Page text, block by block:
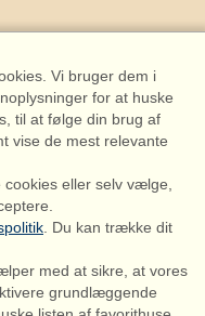
Vi bruger dem i
for at huske
til at følge din brug af
vise de mest relevante
eller selv vælge,
. Du kan trække dit
med at sikre, at vores
grundlæggende